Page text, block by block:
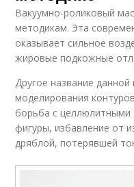
Вакуумно-роликовый
методикам. Эта
оказывает сильное
жировые подкожные
Другое название
моделирования
борьба с
фигуры, избавление от
дряблой, потерявшей